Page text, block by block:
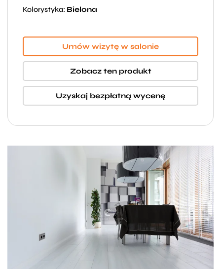
Kolorystyka: Bielona
Umów wizytę w salonie
Zobacz ten produkt
Uzyskaj bezpłatną wycenę